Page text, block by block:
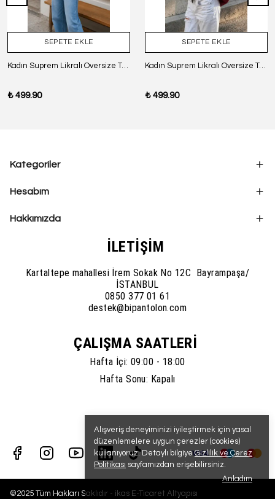
Alışveriş deneyiminizi iyileştirmek için yasal
düzenlemelere uygun çerezler (cookies)
kullanıyoruz. Detaylı bilgiyeGizlilik ve Çerez
Politikası sayfamızdan erişebilirsiniz.
Anladım
SEPETE EKLE
Kadın Suprem Likralı Oversize T-Shirt - SİYAH
₺ 499.90
SEPETE EKLE
Kadın Suprem Likralı Oversize T-Shirt - BORDO
₺ 499.90
Kategoriler
Hesabım
Hakkımızda
İLETİŞİM
Kartaltepe mahallesi İrem Sokak No 12C Bayrampaşa/
İSTANBUL
0850 377 01 61
destek@bipantolon.com
ÇALIŞMA SAATLERİ
Hafta İçi: 09:00 - 18:00
Hafta Sonu: Kapalı
©2025 Tüm Hakları Saklıdır - ikas E-Ticaret Altyapısı